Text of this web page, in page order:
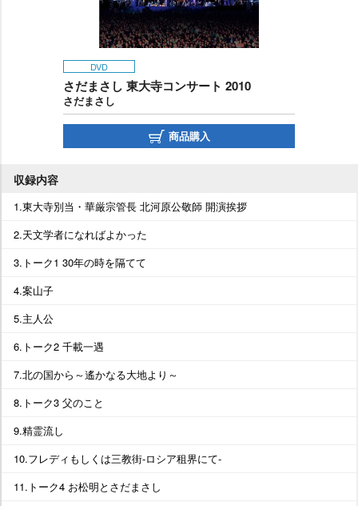
DVD
さだまさし 東大寺コンサート 2010
さだまさし
商品購入
収録内容
1.東大寺別当・華厳宗管長 北河原公敬師 開演挨拶
2.天文学者になればよかった
3.トーク1 30年の時を隔てて
4.案山子
5.主人公
6.トーク2 千載一遇
7.北の国から～遙かなる大地より～
8.トーク3 父のこと
9.精霊流し
10.フレディもしくは三教街-ロシア租界にて-
11.トーク4 お松明とさだまさし